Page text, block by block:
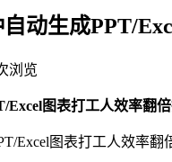
动生成PPT/
浏览
Excel图表打工人效率翻